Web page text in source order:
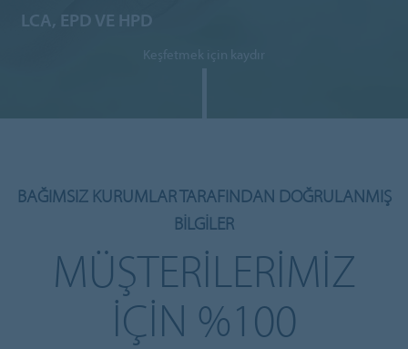
LCA, EPD VE HPD
Keşfetmek için kaydır
BAĞIMSIZ KURUMLAR TARAFINDAN DOĞRULANMIŞ
BILGILER
MÜŞTERILERIMIZ
IÇIN %100